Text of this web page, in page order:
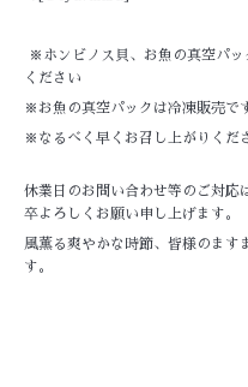
※ホンビノス貝、お魚の真空パッ
ください
※お魚の真空パックは冷凍販売で
※なるべく早くお召し上がりくだ
休業日のお問い合わせ等のご対応
卒よろしくお願い申し上げます。
風薫る爽やかな時節、皆様のます
す。